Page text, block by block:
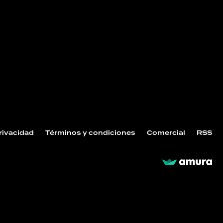
Términos y condiciones Comercial RSS